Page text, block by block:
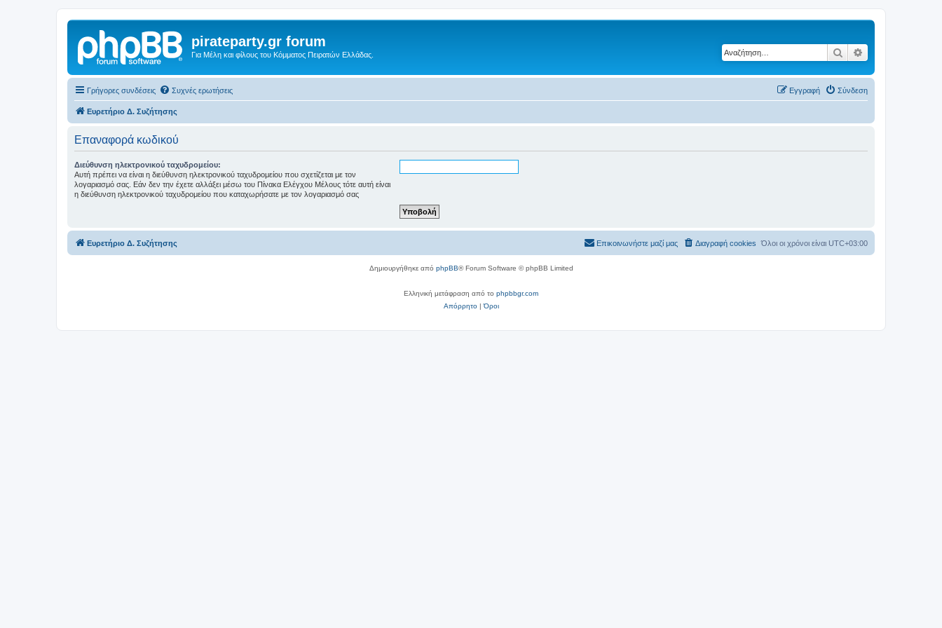
pirateparty.gr forum
Για Μέλη και φίλους του Κόμματος Πειρατών Ελλάδας. Αναζήτηση
Γρήγορες συνδέσεις Συχνές ερωτήσεις Σύνδεση
Εγγραφή
Ευρετήριο Δ. Συζήτησης
Επαναφορά κωδικού
Διεύθυνση ηλεκτρονικού ταχυδρομείου:
Αυτή πρέπει να είναι η διεύθυνση ηλεκτρονικού ταχυδρομείου που σχετίζεται με τον
λογαριασμό σας. Εάν δεν την έχετε αλλάξει μέσω του Πίνακα Ελέγχου Μέλους τότε αυτή είναι
η διεύθυνση ηλεκτρονικού ταχυδρομείου που καταχωρήσατε με τον λογαριασμό σας
Ευρετήριο Δ. Συζήτησης Όλοι οι χρόνοι είναι UTC+03:00
Διαγραφή cookies
Επικοινωνήστε μαζί μας
Δημιουργήθηκε από phpBB® Forum Software © phpBB Limited
Ελληνική μετάφραση από το phpbbgr.com
Απόρρητο|Όροι